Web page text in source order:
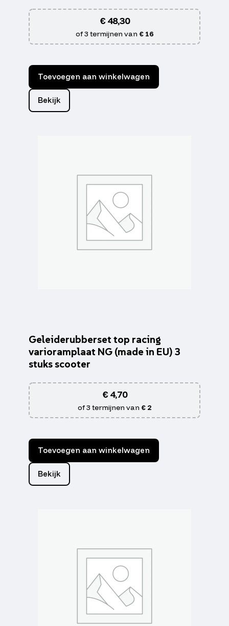
€48,30
of 3 termijnen van € 16
Toevoegen aan winkelwagen
Bekijk
Geleiderubberset top racing
varioramplaat NG (made in EU) 3
stuks scooter
€4,70
of 3 termijnen van € 2
Toevoegen aan winkelwagen
Bekijk